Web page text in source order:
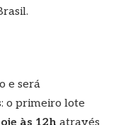
e será
o primeiro lote
às 12h através